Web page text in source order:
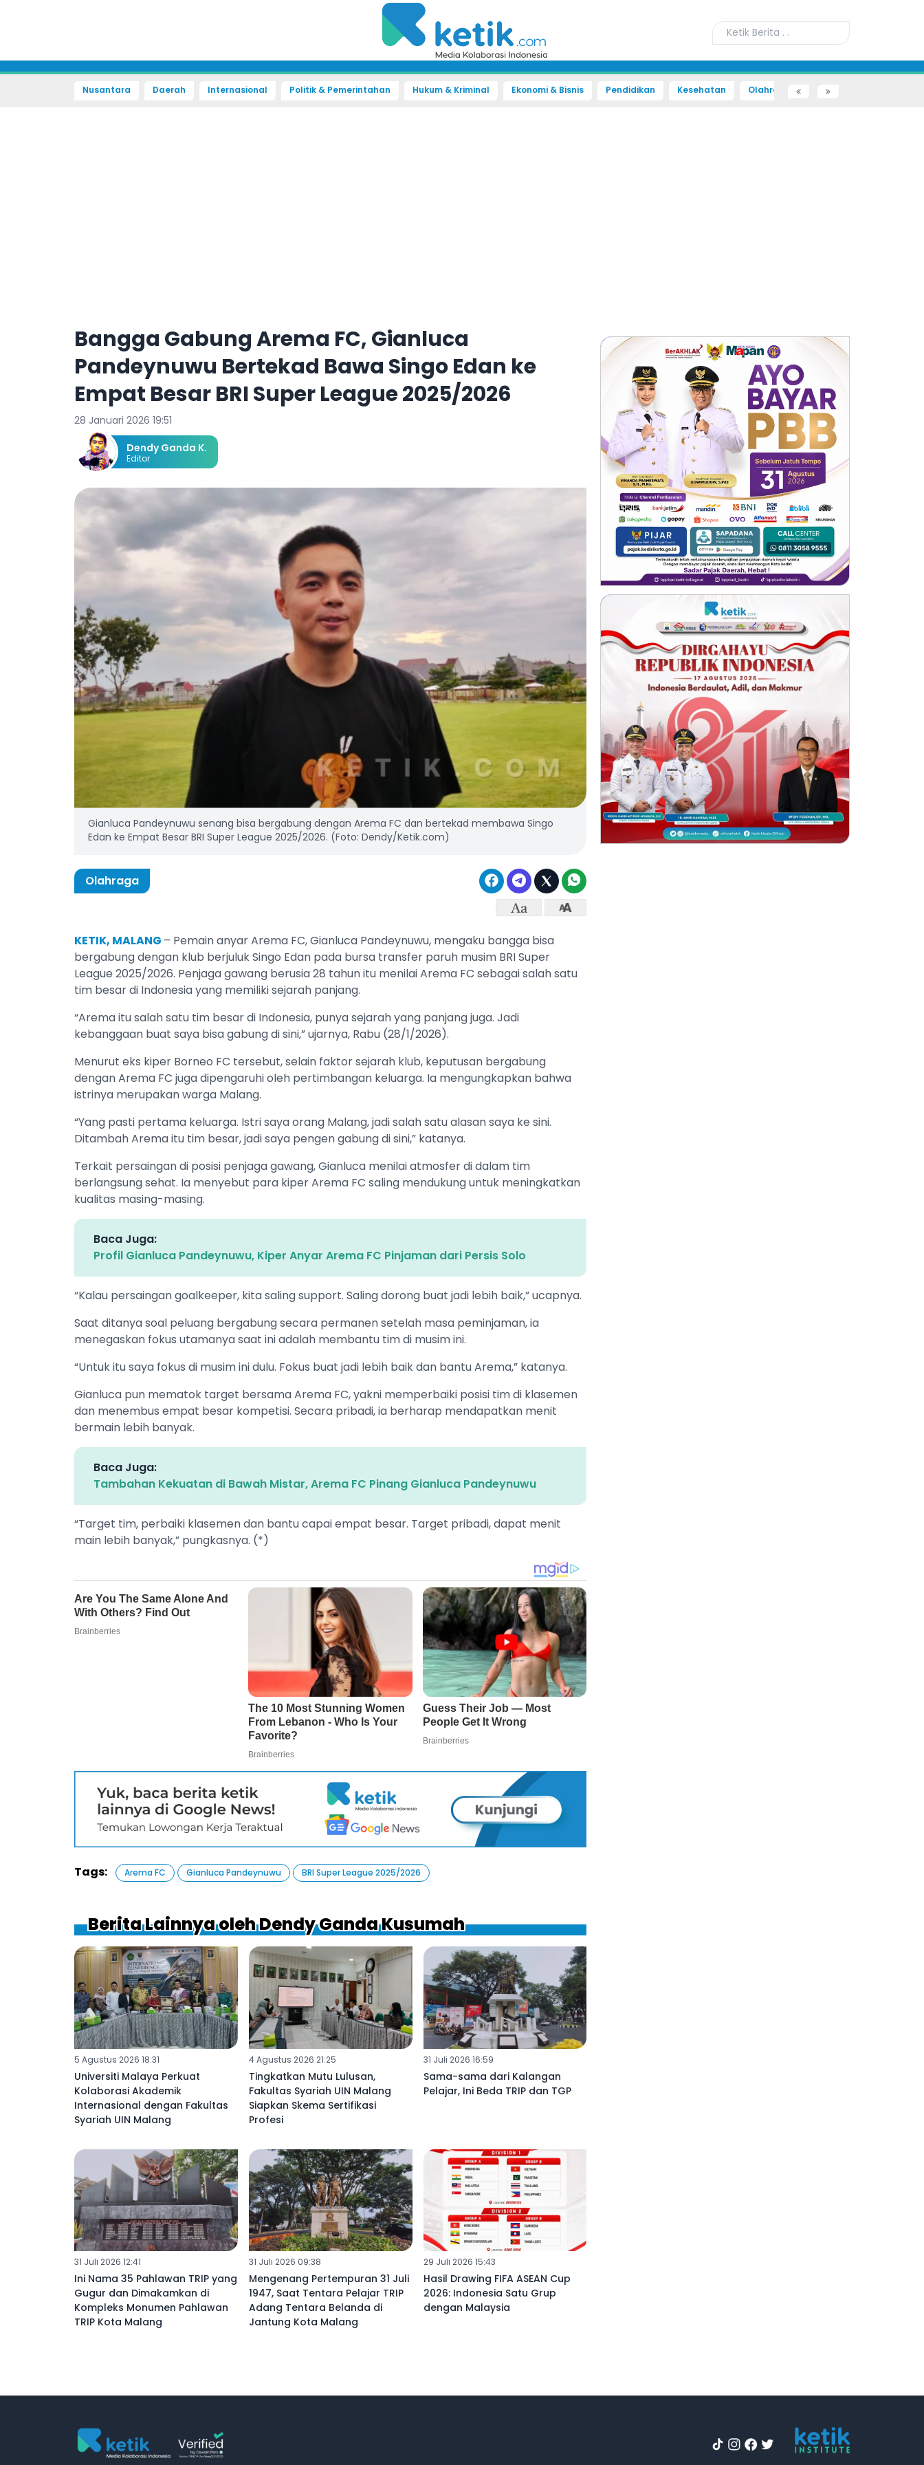
Nusantara Daerah Internasional Politik & Pemerintahan Hukum & Kriminal Ekonomi & Bisnis Pendidikan Kesehatan Olahraga Sains dan Teknologi
Bangga Gabung Arema FC, Gianluca
Pandeynuwu Bertekad Bawa Singo Edan ke
Empat Besar BRI Super League 2025/2026
28 Januari 2026 19:51
Dendy Ganda K.
Editor
Gianluca Pandeynuwu senang bisa bergabung dengan Arema FC dan bertekad membawa Singo
Edan ke Empat Besar BRI Super League 2025/2026. (Foto: Dendy/Ketik.com)
Olahraga
KETIK, MALANG – Pemain anyar Arema FC, Gianluca Pandeynuwu, mengaku bangga bisa
bergabung dengan klub berjuluk Singo Edan pada bursa transfer paruh musim BRI Super
League 2025/2026. Penjaga gawang berusia 28 tahun itu menilai Arema FC sebagai salah satu
tim besar di Indonesia yang memiliki sejarah panjang.
“Arema itu salah satu tim besar di Indonesia, punya sejarah yang panjang juga. Jadi
kebanggaan buat saya bisa gabung di sini,” ujarnya, Rabu (28/1/2026).
Menurut eks kiper Borneo FC tersebut, selain faktor sejarah klub, keputusan bergabung
dengan Arema FC juga dipengaruhi oleh pertimbangan keluarga. Ia mengungkapkan bahwa
istrinya merupakan warga Malang.
“Yang pasti pertama keluarga. Istri saya orang Malang, jadi salah satu alasan saya ke sini.
Ditambah Arema itu tim besar, jadi saya pengen gabung di sini,” katanya.
Terkait persaingan di posisi penjaga gawang, Gianluca menilai atmosfer di dalam tim
berlangsung sehat. Ia menyebut para kiper Arema FC saling mendukung untuk meningkatkan
kualitas masing-masing.
Baca Juga:
Profil Gianluca Pandeynuwu, Kiper Anyar Arema FC Pinjaman dari Persis Solo
“Kalau persaingan goalkeeper, kita saling support. Saling dorong buat jadi lebih baik,” ucapnya.
Saat ditanya soal peluang bergabung secara permanen setelah masa peminjaman, ia
menegaskan fokus utamanya saat ini adalah membantu tim di musim ini.
“Untuk itu saya fokus di musim ini dulu. Fokus buat jadi lebih baik dan bantu Arema,” katanya.
Gianluca pun mematok target bersama Arema FC, yakni memperbaiki posisi tim di klasemen
dan menembus empat besar kompetisi. Secara pribadi, ia berharap mendapatkan menit
bermain lebih banyak.
Baca Juga:
Tambahan Kekuatan di Bawah Mistar, Arema FC Pinang Gianluca Pandeynuwu
“Target tim, perbaiki klasemen dan bantu capai empat besar. Target pribadi, dapat menit
main lebih banyak,” pungkasnya. (*)
Tags: Arema FC Gianluca Pandeynuwu BRI Super League 2025/2026
Berita Lainnya oleh Dendy Ganda Kusumah
5 Agustus 2026 18:31
Universiti Malaya Perkuat
Kolaborasi Akademik
Internasional dengan Fakultas
Syariah UIN Malang
4 Agustus 2026 21:25
Tingkatkan Mutu Lulusan,
Fakultas Syariah UIN Malang
Siapkan Skema Sertifikasi
Profesi
31 Juli 2026 16:59
Sama-sama dari Kalangan
Pelajar, Ini Beda TRIP dan TGP
31 Juli 2026 12:41
Ini Nama 35 Pahlawan TRIP yang
Gugur dan Dimakamkan di
Kompleks Monumen Pahlawan
TRIP Kota Malang
31 Juli 2026 09:38
Mengenang Pertempuran 31 Juli
1947, Saat Tentara Pelajar TRIP
Adang Tentara Belanda di
Jantung Kota Malang
29 Juli 2026 15:43
Hasil Drawing FIFA ASEAN Cup
2026: Indonesia Satu Grup
dengan Malaysia